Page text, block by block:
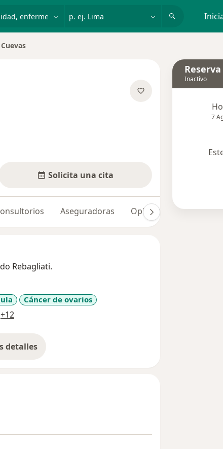
Solicita una cita
Aseguradoras Opiniones (1)
Rebagliati.
Cáncer de ovarios
+12
detalles
la experiencia
Inactivo
7